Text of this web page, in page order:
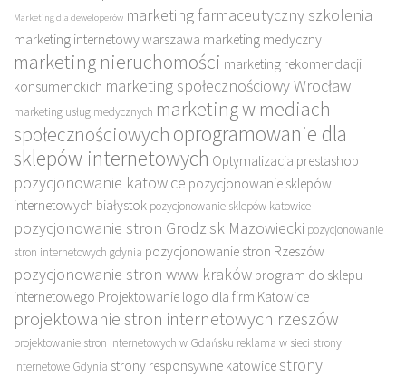
Marketing dla deweloperów marketing farmaceutyczny szkolenia
marketing internetowy warszawa marketing medyczny
marketing nieruchomości marketing rekomendacji
konsumenckich marketing społecznościowy Wrocław
marketing usług medycznych marketing w mediach
społecznościowych oprogramowanie dla
sklepów internetowych Optymalizacja prestashop
pozycjonowanie katowice pozycjonowanie sklepów
internetowych białystok pozycjonowanie sklepów katowice
pozycjonowanie stron Grodzisk Mazowiecki pozycjonowanie
stron internetowych gdynia pozycjonowanie stron Rzeszów
pozycjonowanie stron www kraków program do sklepu
internetowego Projektowanie logo dla firm Katowice
projektowanie stron internetowych rzeszów
projektowanie stron internetowych w Gdańsku reklama w sieci strony
internetowe Gdynia strony responsywne katowice strony